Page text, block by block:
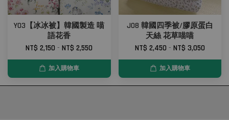
Y03【冰冰被】韓國製造 喵
語花香
NT$ 2,150-NT$ 2,550
加入購物車
J08 韓國四季被/膠原蛋白
天絲 花草喵喵
NT$ 2,450 - NT$ 3,050
加入購物車